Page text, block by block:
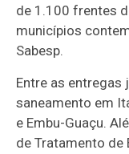
de 1.100 frentes
municípios
Sabesp.
Entre as entregas
saneamento em
e Embu-Guaçu.
de Tratamento de